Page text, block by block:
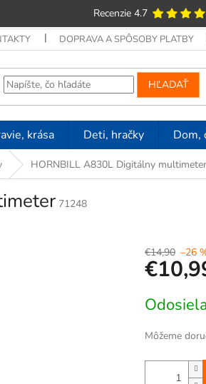
Recenzie 4.7
DOPRAVA A SPÔSOBY PLATBY
HĽADAŤ
krása Deti, hračky Dom,
HORNBILL A830L Digitálny multimeter
71248
€14,90 –26
cena:
Môžeme